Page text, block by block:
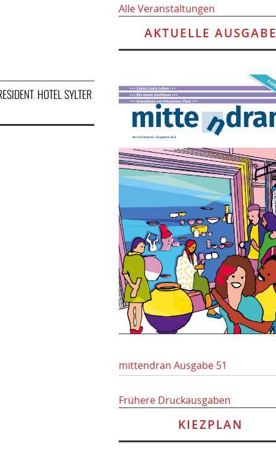
, HOTEL SYLTER
Alle Veranstaltungen
AKTUELLE AUSGABE
mittendran Ausgabe 51
Frühere Druckausgaben
KIEZPLAN